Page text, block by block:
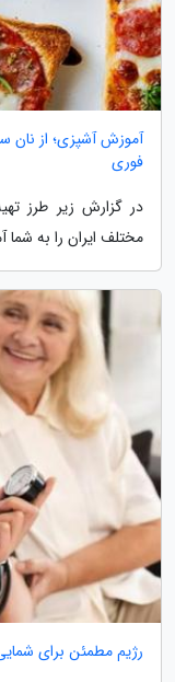
آموزش آشپزی؛ از نان
فوری
در گزارش زیر طرز
مختلف ایران را به
رژیم مطمئن برای